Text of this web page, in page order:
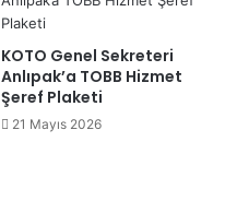
KOTO Genel Sekreteri
Anlıpak’a TOBB Hizmet
Şeref Plaketi
21 Mayıs 2026